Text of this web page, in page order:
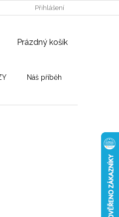
PRO VÝROBUPřihlášení
NÁKUPNÍ KOŠÍK
Prázdný košík
Náš příběh